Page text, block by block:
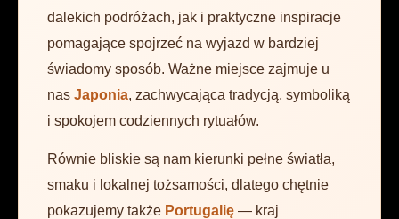
dalekich podróżach, jak i praktyczne inspiracje
pomagające spojrzeć na wyjazd w bardziej
świadomy sposób. Ważne miejsce zajmuje u
nas Japonia, zachwycająca tradycją, symboliką
i spokojem codziennych rytuałów.
Równie bliskie są nam kierunki pełne światła,
smaku i lokalnej tożsamości, dlatego chętnie
pokazujemy także Portugalię — kraj